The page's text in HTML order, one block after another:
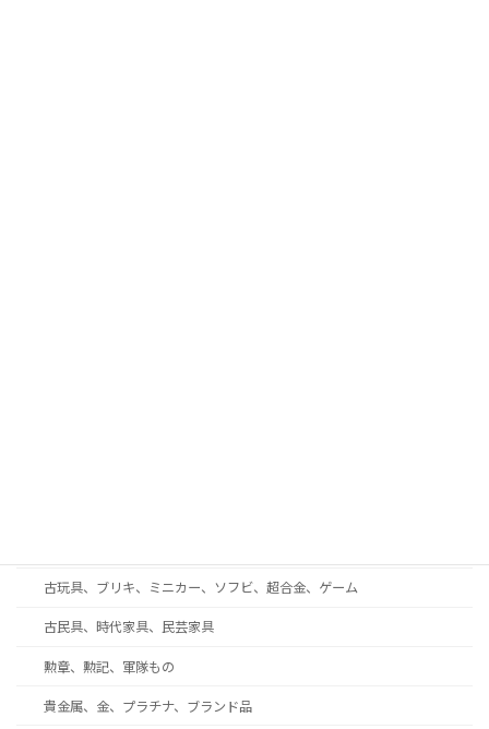
古玩具、ブリキ、ミニカー、ソフビ、超合金、ゲーム
古民具、時代家具、民芸家具
勲章、勲記、軍隊もの
貴金属、金、プラチナ、ブランド品